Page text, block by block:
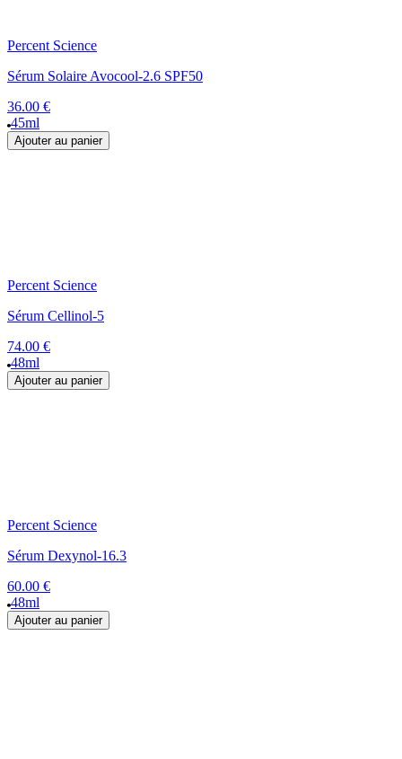
Percent Science
Sérum Solaire Avocool-2.6 SPF50
36.00 €
45ml
Ajouter au panier
Percent Science
Sérum Cellinol-5
74.00 €
48ml
Ajouter au panier
Percent Science
Sérum Dexynol-16.3
60.00 €
48ml
Ajouter au panier